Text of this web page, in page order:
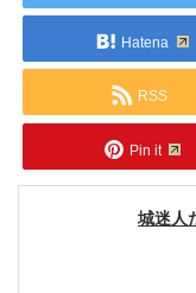
Hatena
RSS
Pin it
城迷人